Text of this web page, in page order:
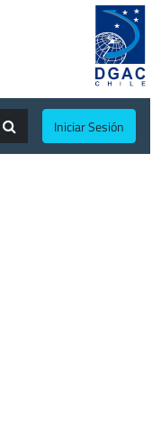
Iniciar Sesión